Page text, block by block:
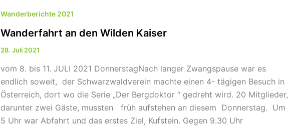
Wanderberichte 2021
Wanderfahrt an den Wilden Kaiser
28. Juli 2021
vom 8. bis 11. JULI 2021 DonnerstagNach langer Zwangspause war es
endlich soweit, der Schwarzwaldverein machte einen 4- tägigen Besuch in
Österreich, dort wo die Serie „Der Bergdoktor “ gedreht wird. 20 Mitglieder,
darunter zwei Gäste, mussten früh aufstehen an diesem Donnerstag. Um
5 Uhr war Abfahrt und das erstes Ziel, Kufstein. Gegen 9.30 Uhr